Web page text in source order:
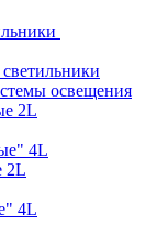
освещения
2L
4L
2L
4L